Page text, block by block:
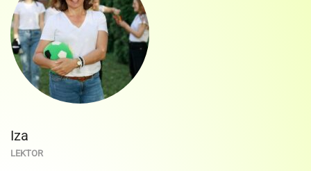
Iza
LEKTOR